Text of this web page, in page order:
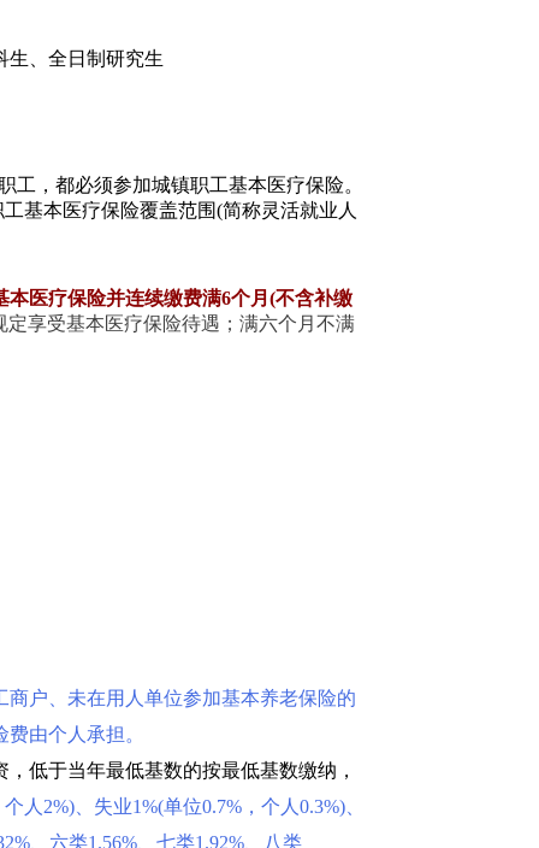
生、全日制研究生
，都必须参加城镇职工基本医疗保险。
基本医疗保险覆盖范围(简称灵活就业人
医疗保险并连续缴费满6个月(不含补缴
享受基本医疗保险待遇；满六个月不满
商户、未在用人单位参加基本养老保险的
由个人承担。
低于当年最低基数的按最低基数缴纳，
人2%)、失业1%(单位0.7%，个人0.3%)、
、六类1.56%、七类1.92%、八类